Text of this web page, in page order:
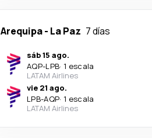
Arequipa- La Paz 7 días
sáb 15 ago.
AQP-LPB· 1 escala
LATAM Airlines
vie 21 ago.
LPB-AQP· 1 escala
LATAM Airlines